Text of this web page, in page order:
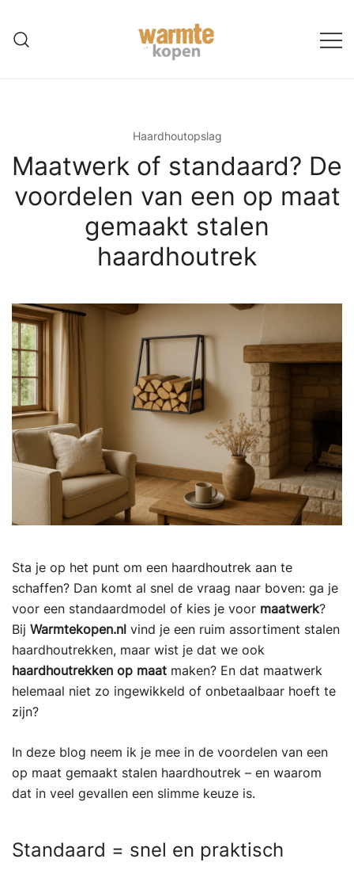
naar
Haardhoutopslag
Maatwerk of standaard? De
voordelen van een op maat
gemaakt stalen
haardhoutrek
Sta je op het punt om een haardhoutrek aan te
schaffen? Dan komt al snel de vraag naar boven: ga je
voor een standaardmodel of kies je voor maatwerk?
Bij Warmtekopen.nl vind je een ruim assortiment stalen
haardhoutrekken, maar wist je dat we ook
haardhoutrekken op maat maken? En dat maatwerk
helemaal niet zo ingewikkeld of onbetaalbaar hoeft te
zijn?
In deze blog neem ik je mee in de voordelen van een
op maat gemaakt stalen haardhoutrek – en waarom
dat in veel gevallen een slimme keuze is.
Standaard = snel en praktisch